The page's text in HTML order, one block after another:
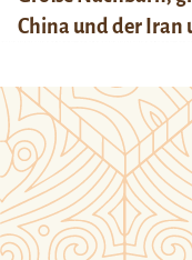
China und der Iran